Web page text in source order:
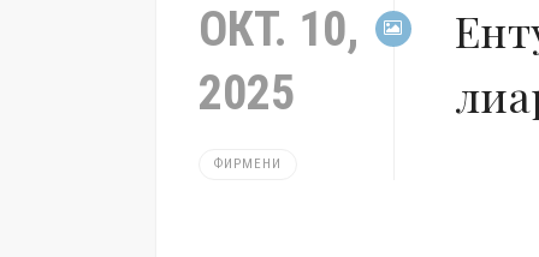
ОКТ. 10,
2025
ФИРМЕНИ